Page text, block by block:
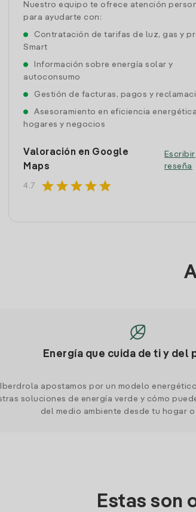
Nuestro equipo te ofrece atención
para ayudarte con:
Contratación de tarifas de luz, gas y
Smart
Información sobre energía solar y
autoconsumo
Gestión de facturas, pagos y
Asesoramiento en eficiencia
hogares y negocios
Valoración en Google
Maps
4.7 starstarstarstarstar
Escribir
reseña
Energía que cuida de ti y del
Iberdrola apostamos por un modelo
soluciones de energía verde y cómo
del medio ambiente desde tu hogar o
Estas son